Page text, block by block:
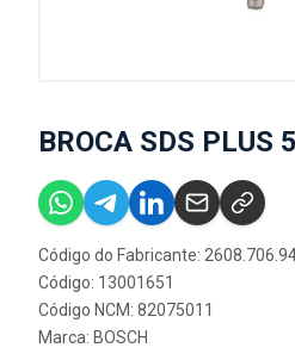
BROCA SDS PLUS
Código do Fabricante:
Código: 13001651
Código NCM: 82075011
Marca: BOSCH